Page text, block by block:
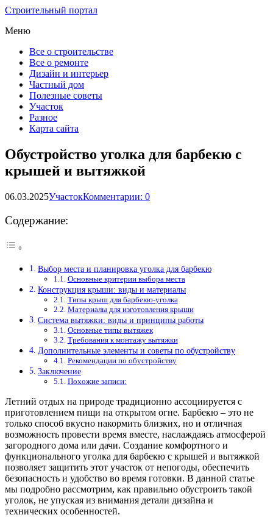
Строительный портал
Меню
Все о строительстве
Все о ремонте
Дизайн и интерьер
Частный дом
Полезные советы
Участок
Разное
Карта сайта
Обустройство уголка для барбекю с
крышей и вытяжкой
06.03.2025УчастокКомментарии: 0
Содержание:
Выбор места и планировка уголка для барбекю
Основные критерии выбора места
Конструкция крыши: виды и материалы
Типы крыш для барбекю-уголка
Материалы для изготовления крыши
Система вытяжки: виды и принципы работы
Основные типы вытяжек
Требования к монтажу вытяжки
Дополнительные элементы и советы по обустройству
Рекомендации по обустройству
Заключение
Похожие записи:
Летний отдых на природе традиционно ассоциируется с
приготовлением пищи на открытом огне. Барбекю – это не
только способ вкусно накормить близких, но и отличная
возможность провести время вместе, наслаждаясь атмосферой
загородного дома или дачи. Создание комфортного и
функционального уголка для барбекю с крышей и вытяжкой
позволяет защитить этот участок от непогоды, обеспечить
безопасность и удобство во время готовки. В данной статье
мы подробно рассмотрим, как правильно обустроить такой
уголок, не упуская из внимания детали дизайна и
технических особенностей.